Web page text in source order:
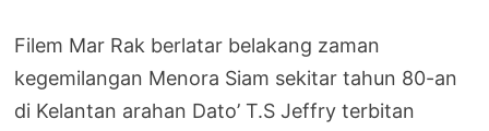
Filem Mar Rak berlatar belakang zaman
kegemilangan Menora Siam sekitar tahun 80-an
di Kelantan arahan Dato’ T.S Jeffry terbitan